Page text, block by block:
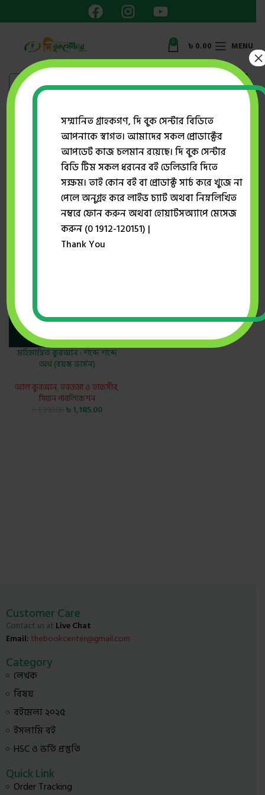
0 ৳ 0.00 MENU
Showing the single result
Show sidebar
মহিমান্বিত কুরআন : শব্দে শব্দে
অর্থ (বয়স্ক ভার্সন)
আল কুরআন,তরজমা ও তাফসীর,
সিয়ান পাবলিকেশন
৳1,185.00
Customer Care
Contact us at Live Chat
Email: thebookcenter@gmail.com
Category
লেখক
বিষয়
বইমেলা ২০২৫
ইসলামি বই
HSC ও ভর্তি প্রস্তুতি
Quick Link
Order Tracking
সম্মানিত গ্রাহকগণ, দি বুক সেন্টার বিডিতে
আপনাকে স্বাগত। আমাদের সকল প্রোডাক্টের
আপডেট কাজ চলমান রয়েছে। দি বুক সেন্টার
বিডি টিম সকল ধরনের বই ডেলিভারি দিতে
সক্ষম। তাই কোন বই বা প্রোডাক্ট সার্চ করে খুজে না
পেলে অনুগ্রহ করে লাইভ চ্যাট অথবা নিম্নলিখিত
নম্বরে ফোন করুন অথবা হোয়াটসঅ্যাপে মেসেজ
করুন (0 1912-120151) |
Thank You
×